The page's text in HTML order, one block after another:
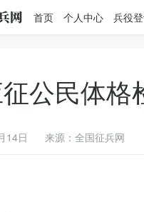
首页 个人中心 兵役
征公民体
14日 来源：全国征兵网